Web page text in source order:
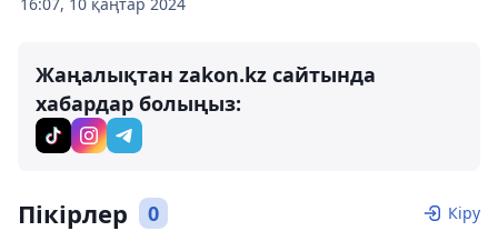
Жаңалықтан zakon.kz сайтында
хабардар болыңыз:
Пікірлер 0 Кіру